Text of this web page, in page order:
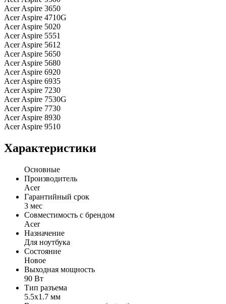
Acer Aspire 3650
Acer Aspire 4710G
Acer Aspire 5020
Acer Aspire 5551
Acer Aspire 5612
Acer Aspire 5650
Acer Aspire 5680
Acer Aspire 6920
Acer Aspire 6935
Acer Aspire 7230
Acer Aspire 7530G
Acer Aspire 7730
Acer Aspire 8930
Acer Aspire 9510
Характеристики
Основные
Производитель
Acer
Гарантийный срок
3 мес
Совместимость с брендом
Acer
Назначение
Для ноутбука
Состояние
Новое
Выходная мощность
90 Вт
Тип разъема
5.5x1.7 мм